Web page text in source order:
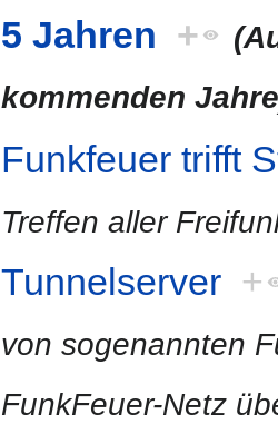
5 Jahren +
kommenden
Funkfeuer trifft
Treffen aller
Tunnelserver +
von sogenannten
FunkFeuer-Netz